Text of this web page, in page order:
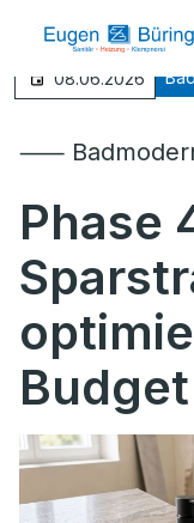
08.06.2026
⸺
Phase
Budget